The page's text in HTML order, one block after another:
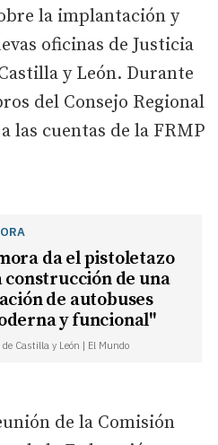
la implantación y
oficinas de Justicia
y León. Durante
del Consejo Regional
las cuentas de la FRMP
da el pistoletazo
construcción de una
de autobuses
y funcional"
de Castilla y León | El Mundo
de la Comisión